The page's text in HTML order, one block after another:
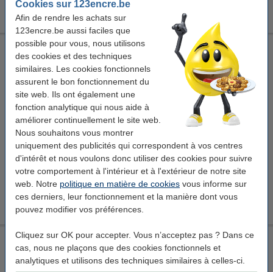
Cookies sur 123encre.be
Afin de rendre les achats sur
123encre.be aussi faciles que
possible pour vous, nous utilisons
des cookies et des techniques
similaires. Les cookies fonctionnels
assurent le bon fonctionnement du
site web. Ils ont également une
fonction analytique qui nous aide à
améliorer continuellement le site web.
Nous souhaitons vous montrer
uniquement des publicités qui correspondent à vos centres
d'intérêt et nous voulons donc utiliser des cookies pour suivre
votre comportement à l'intérieur et à l'extérieur de notre site
web. Notre politique en matière de cookies vous informe sur
ces derniers, leur fonctionnement et la manière dont vous
pouvez modifier vos préférences.
Cliquez sur OK pour accepter. Vous n’acceptez pas ? Dans ce
cas, nous ne plaçons que des cookies fonctionnels et
analytiques et utilisons des techniques similaires à celles-ci.
3,25 €
Winsor & Newton huile d'oeillette (75 ml)
Winsor & Newton huile d'oeillette 75 ml 410396
Voir les spécifications et la description
En stock
Livré lundi
10,50 € Commander
Bon plan : commandez également
Eberhard Faber pinceaux en soie de porc (4 pièces)
3,25 €
Winsor & Newton huile de lin siccative (75 ml)
Winsor & Newton huile de lin
plus foncée
huile de lin siccative